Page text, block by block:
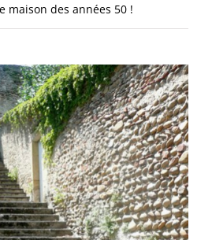
maison des années 50 !